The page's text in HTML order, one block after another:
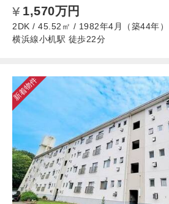
1,570万円
2DK / 45.52㎡ / 1982年4月（築44年）
横浜線小机駅 徒歩22分
新着物件